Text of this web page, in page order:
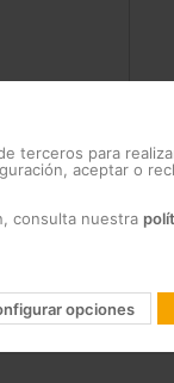
terceros para
aceptar o
consulta nuestra
opciones